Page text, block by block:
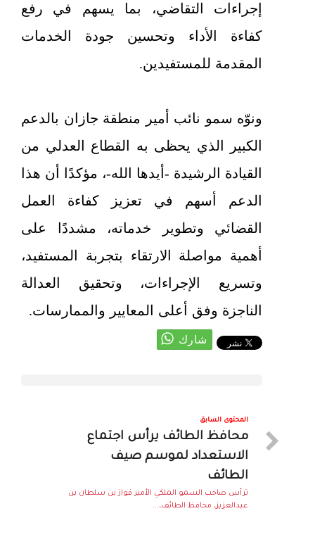
إجراءات التقاضي، بما يسهم في رفع
كفاءة الأداء وتحسين جودة الخدمات
المقدمة للمستفيدين.
ونوّه سمو نائب أمير منطقة جازان بالدعم
الكبير الذي يحظى به القطاع العدلي من
القيادة الرشيدة -أيدها الله-، مؤكدًا أن هذا
الدعم أسهم في تعزيز كفاءة العمل
القضائي وتطوير خدماته، مشددًا على
أهمية مواصلة الارتقاء بتجربة المستفيد،
وتسريع الإجراءات، وتحقيق العدالة
الناجزة وفق أعلى المعايير والممارسات.
المحتوى السابق
محافظ الطائف يرأس اجتماع
الاستعداد لموسم صيف
الطائف
ترأس صاحب السمو الملكي الأمير فواز بن سلطان بن
عبدالعزيز، محافظ الطائف،...